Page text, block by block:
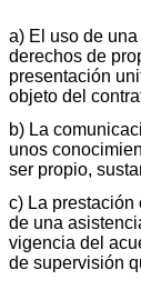
a) El uso de
derechos de
presentación
objeto del
b) La
unos
ser propio,
c) La prestación
de una
vigencia del
de supervisión